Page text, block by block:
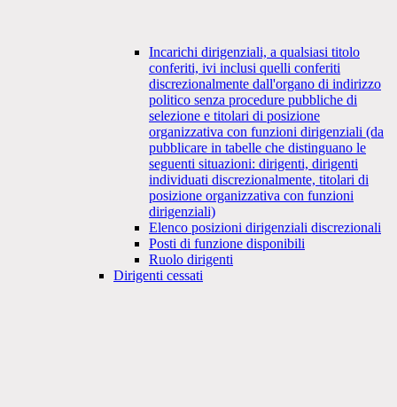
Incarichi dirigenziali, a qualsiasi titolo
conferiti, ivi inclusi quelli conferiti
discrezionalmente dall'organo di indirizzo
politico senza procedure pubbliche di
selezione e titolari di posizione
organizzativa con funzioni dirigenziali (da
pubblicare in tabelle che distinguano le
seguenti situazioni: dirigenti, dirigenti
individuati discrezionalmente, titolari di
posizione organizzativa con funzioni
dirigenziali)
Elenco posizioni dirigenziali discrezionali
Posti di funzione disponibili
Ruolo dirigenti
Dirigenti cessati